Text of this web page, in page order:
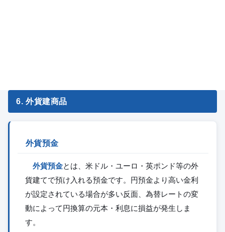
6. 外貨建商品
外貨預金
外貨預金とは、米ドル・ユーロ・英ポンド等の外
貨建てで預け入れる預金です。円預金より高い金利
が設定されている場合が多い反面、為替レートの変
動によって円換算の元本・利息に損益が発生しま
す。